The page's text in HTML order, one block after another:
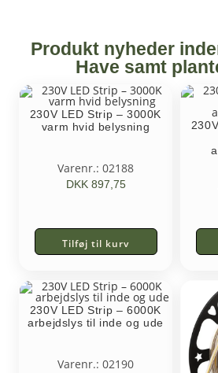
Produkt nyheder
Have samt
230V LED Strip – 3000K
varm hvid belysning
Varenr.: 02188
DKK897,75
Tilføj til kurv
230V LED Strip – 6000K
arbejdslys til inde og ude
Varenr.: 02190